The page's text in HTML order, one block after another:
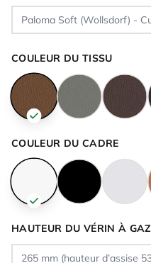
COULEUR DU TISSU
COULEUR DU CADRE
HAUTEUR DU VÉRIN À GAZ